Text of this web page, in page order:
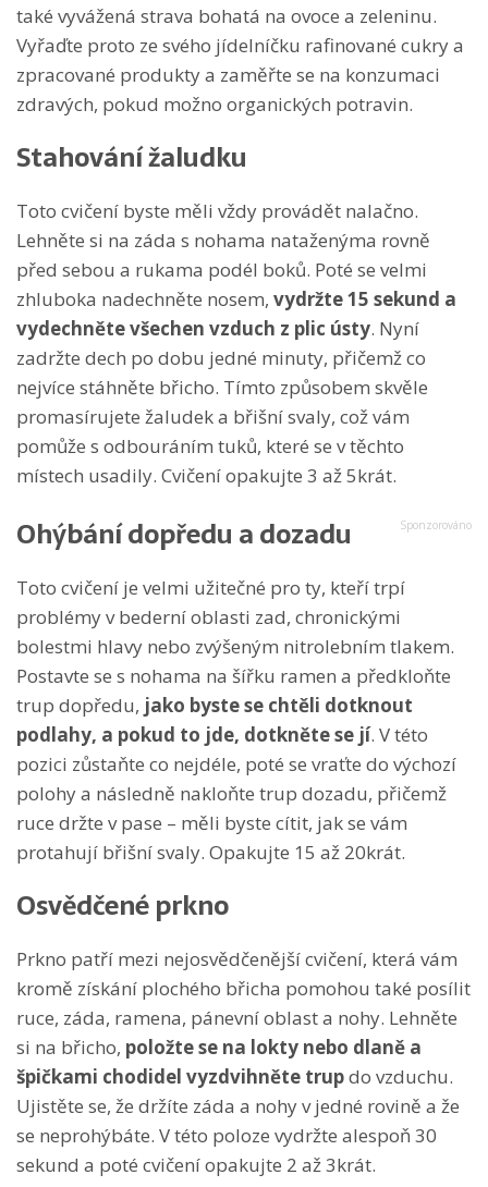
také vyvážená strava bohatá na ovoce a zeleninu.
Vyřaďte proto ze svého jídelníčku rafinované cukry a
zpracované produkty a zaměřte se na konzumaci
zdravých, pokud možno organických potravin.
Stahování žaludku
Toto cvičení byste měli vždy provádět nalačno.
Lehněte si na záda s nohama nataženýma rovně
před sebou a rukama podél boků. Poté se velmi
zhluboka nadechněte nosem, vydržte 15 sekund a
vydechněte všechen vzduch z plic ústy. Nyní
zadržte dech po dobu jedné minuty, přičemž co
nejvíce stáhněte břicho. Tímto způsobem skvěle
promasírujete žaludek a břišní svaly, což vám
pomůže s odbouráním tuků, které se v těchto
místech usadily. Cvičení opakujte 3 až 5krát.
Ohýbání dopředu a dozadu
Toto cvičení je velmi užitečné pro ty, kteří trpí
problémy v bederní oblasti zad, chronickými
bolestmi hlavy nebo zvýšeným nitrolebním tlakem.
Postavte se s nohama na šířku ramen a předkloňte
trup dopředu, jako byste se chtěli dotknout
podlahy, a pokud to jde, dotkněte se jí. V této
pozici zůstaňte co nejdéle, poté se vraťte do výchozí
polohy a následně nakloňte trup dozadu, přičemž
ruce držte v pase – měli byste cítit, jak se vám
protahují břišní svaly. Opakujte 15 až 20krát.
Osvědčené prkno
Prkno patří mezi nejosvědčenější cvičení, která vám
kromě získání plochého břicha pomohou také posílit
ruce, záda, ramena, pánevní oblast a nohy. Lehněte
si na břicho, položte se na lokty nebo dlaně a
špičkami chodidel vyzdvihněte trupdo vzduchu.
Ujistěte se, že držíte záda a nohy v jedné rovině a že
se neprohýbáte. V této poloze vydržte alespoň 30
sekund a poté cvičení opakujte 2 až 3krát.